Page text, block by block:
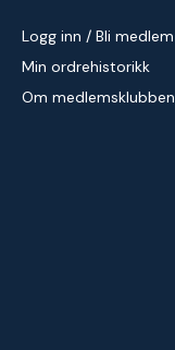
Logg inn / Bli medlem
Min ordrehistorikk
Om medlemsklubben